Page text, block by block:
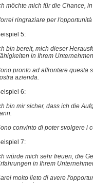
möchte mich für die Chance,
ringraziare per
5:
bin bereit, mich dieser
in Ihrem
pronto ad affrontare questa
azienda.
6:
bin mir sicher, dass ich die
convinto di poter svolgere i
7:
würde mich sehr freuen, die
in Ihrem
molto lieto di avere